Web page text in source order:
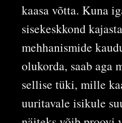
kaasa võtta. Kuna
sisekeskkond
mehhanismide
olukorda, saab aga
sellise tüki, mille
uuritavale isikule